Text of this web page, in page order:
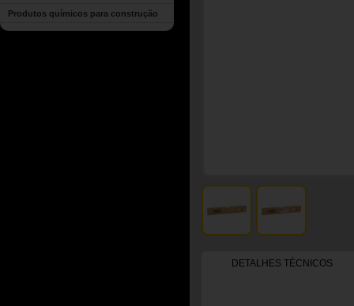
Produtos químicos para construção
DETALHES TÉCNICOS